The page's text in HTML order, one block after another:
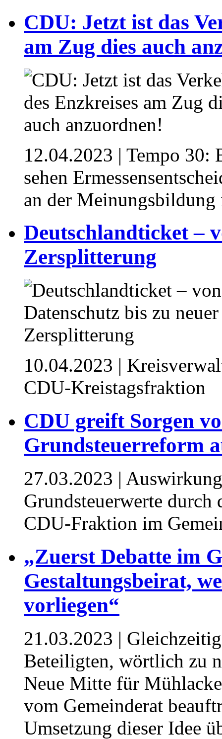
CDU: Jetzt ist das
am Zug dies auch
12.04.2023 | Tempo 30:
sehen
an der
Deutschlandticket –
Zersplitterung
10.04.2023 |
CDU-Kreistagsfraktion
CDU greift Sorgen
Grundsteuerreform
27.03.2023 |
Grundsteuerwerte durch
CDU-Fraktion im
„Zuerst Debatte im
Gestaltungsbeirat,
vorliegen“
21.03.2023 |
Beteiligten, wörtlich zu
Neue Mitte für
vom Gemeinderat
Umsetzung dieser Idee